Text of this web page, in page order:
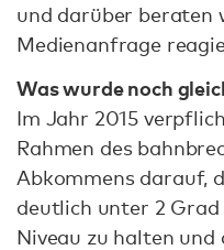
und darüber beraten
Medienanfrage
Was wurde noch
Im Jahr 2015
Rahmen des
Abkommens darauf,
deutlich unter 2
Niveau zu halten